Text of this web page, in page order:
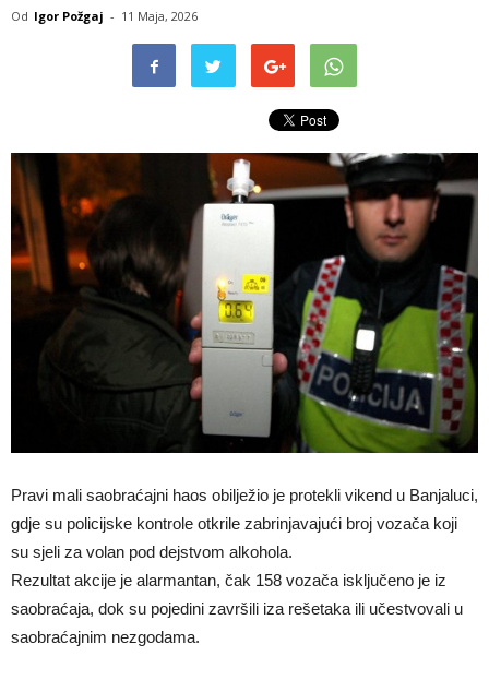
Od Igor Požgaj - 11 Maja, 2026
Pravi mali saobraćajni haos obilježio je protekli vikend u Banjaluci,
gdje su policijske kontrole otkrile zabrinjavajući broj vozača koji
su sjeli za volan pod dejstvom alkohola.
Rezultat akcije je alarmantan, čak 158 vozača isključeno je iz
saobraćaja, dok su pojedini završili iza rešetaka ili učestvovali u
saobraćajnim nezgodama.